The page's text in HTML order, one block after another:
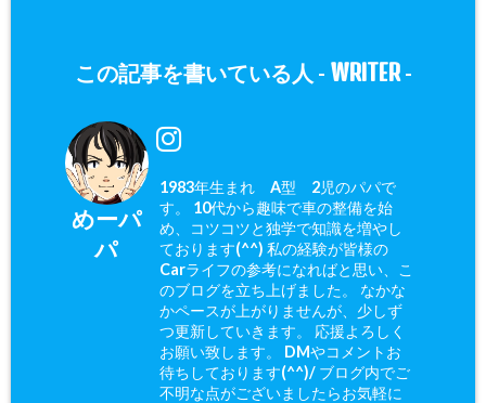
この記事を書いている人 - WRITER-
めーパ
パ
1983年生まれ A型 2児のパパで
す。 10代から趣味で車の整備を始
め、コツコツと独学で知識を増やし
ております(^^) 私の経験が皆様の
Carライフの参考になればと思い、こ
のブログを立ち上げました。 なかな
かペースが上がりませんが、少しず
つ更新していきます。 応援よろしく
お願い致します。 DMやコメントお
待ちしております(^^)/ ブログ内でご
不明な点がございましたらお気軽に